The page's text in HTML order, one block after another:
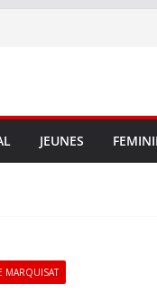
JEUNES
MARQUISAT